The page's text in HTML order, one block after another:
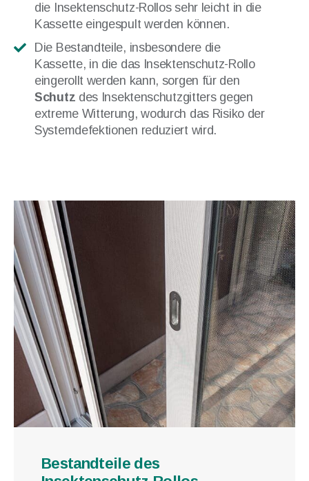
die Insektenschutz-Rollos sehr leicht in die
Kassette eingespult werden können.
Die Bestandteile, insbesondere die
Kassette, in die das Insektenschutz-Rollo
eingerollt werden kann, sorgen für den
Schutz des Insektenschutzgitters gegen
extreme Witterung, wodurch das Risiko der
Systemdefektionen reduziert wird.
Bestandteile des